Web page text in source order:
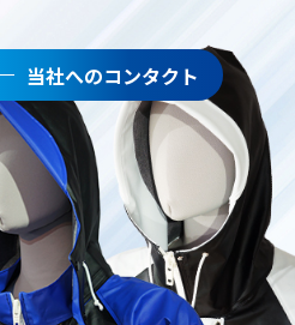
当社へのコンタクト